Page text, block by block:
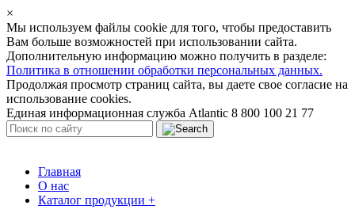
×
Мы используем файлы cookie для того, чтобы предоставить
Вам больше возможностей при использовании сайта.
Дополнительную информацию можно получить в разделе:
Политика в отношении обработки персональных данных.
Продолжая просмотр страниц сайта, вы даете свое согласие на
использование cookies.
Единая информационная служба Atlantic 8 800 100 21 77
Главная
О нас
Каталог продукции +